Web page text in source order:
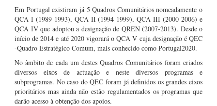
Em Portugal existiram já 5 Quadros Comunitários nomeadamente o
QCA I (1989-1993), QCA II (1994-1999), QCA III (2000-2006) e
QCA IV que adoptou a designação de QREN (2007-2013). Desde o
início de 2014 e até 2020 vigorará o QCA V cuja designação é QEC
-Quadro Estratégico Comum, mais conhecido como Portugal2020.
No âmbito de cada um destes Quadros Comunitários foram criados
diversos eixos de actuação e neste diversos programas e
subprogramas. No caso do QEC foram já definidos os grandes eixos
prioritários mas ainda não estão regulamentados os programas que
darão acesso à obtenção dos apoios.